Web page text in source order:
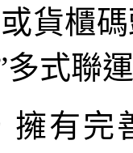
貨櫃
多式聯
擁有完